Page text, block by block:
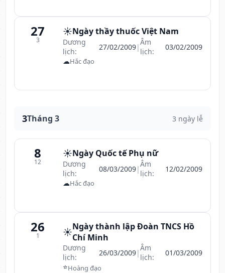
27
3
☀️Ngày thầy thuốc Việt Nam
Dương
lịch:
27/02/2009|Âm
lịch:
03/02/2009
☁Hắc đạo
3Tháng 3 3 ngày lễ
8
12
☀️Ngày Quốc tế Phụ nữ
Dương
lịch:
08/03/2009|Âm
lịch:
12/02/2009
☁Hắc đạo
26
1 ☀️Ngày thành lập Đoàn TNCS Hồ
Chí Minh
Dương
lịch:
26/03/2009|Âm
lịch:
01/03/2009
⭐Hoàng đạo